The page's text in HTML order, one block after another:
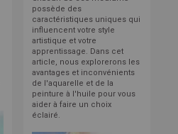
possède des
caractéristiques uniques qui
influencent votre style
artistique et votre
apprentissage. Dans cet
article, nous explorerons les
avantages et inconvénients
de l'aquarelle et de la
peinture à l'huile pour vous
aider à faire un choix
éclairé.